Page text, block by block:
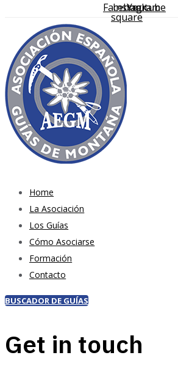
Facebook-
square
Instagram
Youtube
Home
La Asociación
Los Guías
Cómo Asociarse
Formación
Contacto
BUSCADOR DE GUÍAS
Get in touch